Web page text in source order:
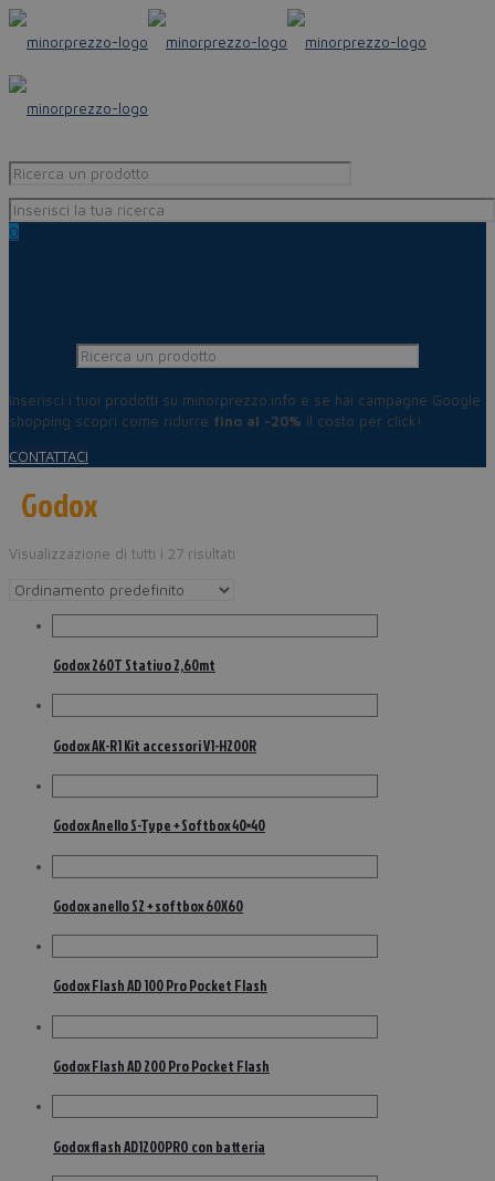
0
Inserisci i tuoi prodotti su minorprezzo.info e se hai campagne Google
shopping scopri come ridurre fino al -20% il costo per click!
CONTATTACI
Godox
Visualizzazione di tutti i 27 risultati
Godox 260T Stativo 2,60mt
Godox AK-R1 Kit accessori V1-H200R
Godox Anello S-Type + Softbox 40×40
Godox anello S2 + softbox 60X60
Godox Flash AD 100 Pro Pocket Flash
Godox Flash AD 200 Pro Pocket Flash
Godox flash AD1200PRO con batteria